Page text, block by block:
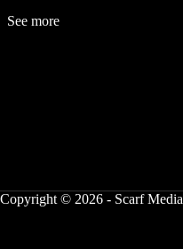
See more
Copyright © 2026 - Scarf Media